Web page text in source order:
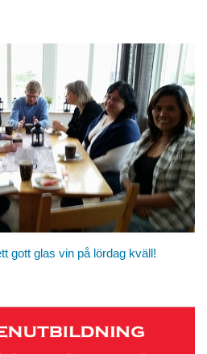
gott glas vin på lördag kväll!